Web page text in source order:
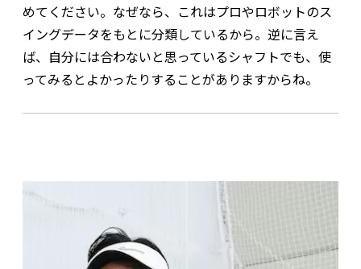
めてください。なぜなら、これはプロやロボットのス
イングデータをもとに分類しているから。逆に言え
ば、自分には合わないと思っているシャフトでも、使
ってみるとよかったりすることがありますからね。